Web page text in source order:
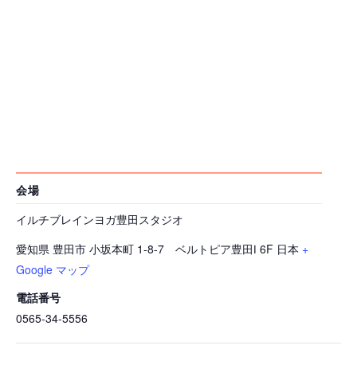
会場
イルチブレインヨガ豊田スタジオ
愛知県 豊田市 小坂本町 1-8-7 ベルトピア豊田Ⅰ 6F 日本 +
Google マップ
電話番号
0565-34-5556